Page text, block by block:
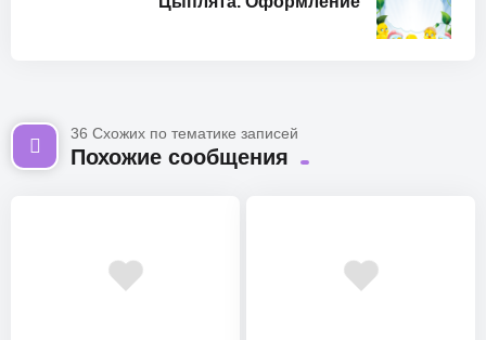
36 Схожих по тематике записей
Похожие сообщения